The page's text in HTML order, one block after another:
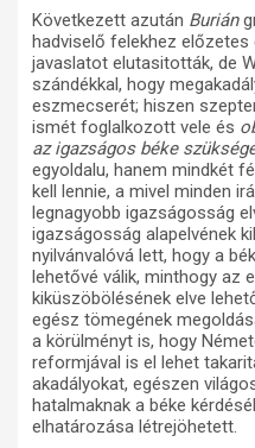
Következett azután Burián
hadviselő felekhez
javaslatot elutasitották, de
szándékkal, hogy
eszmecserét; hiszen
ismét foglalkozott vele és
az igazságos béke
egyoldalu, hanem mindkét
kell lennie, a mivel minden
legnagyobb igazságosság
igazságosság alapelvének
nyilvánvalóvá lett, hogy a
lehetővé válik, minthogy az
kiküszöbölésének elve
egész tömegének
a körülményt is, hogy
reformjával is el lehet
akadályokat, egészen
hatalmaknak a béke
elhatározása létrejöhetett.